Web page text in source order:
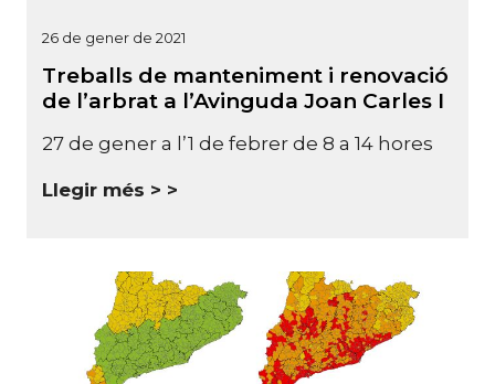
26 de gener de 2021
Treballs de manteniment i renovació
de l’arbrat a l’Avinguda Joan Carles I
27 de gener a l’1 de febrer de 8 a 14 hores
Llegir més >